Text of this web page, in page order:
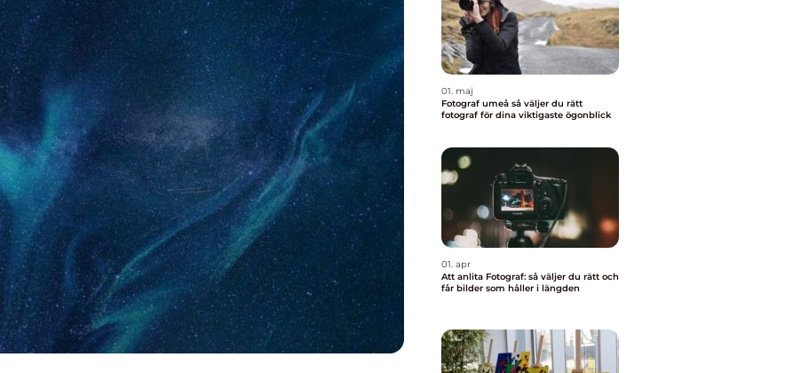
01. maj
Fotograf umeå så väljer du rätt
fotograf för dina viktigaste ögonblick
01. apr
Att anlita Fotograf: så väljer du rätt och
får bilder som håller i längden